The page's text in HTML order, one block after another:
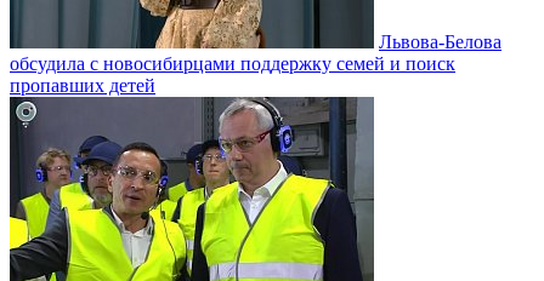
Львова-Белова
обсудила с новосибирцами поддержку семей и поиск
пропавших детей